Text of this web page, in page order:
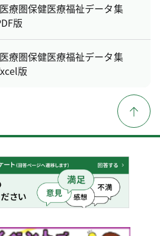
療圏保健医療福祉データ集
版
療圏保健医療福祉データ集
版